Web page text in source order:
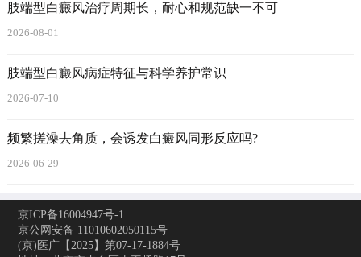
肢端型白癜风治疗周期长，耐心和规范缺一不可
2026-08-01
肢端型白癜风病症特征与科学养护常识
2026-07-10
频繁搓澡去角质，会诱发白癜风同形反应吗?
2026-06-29
京ICP备16004947号-1
京公网安备 11010602050115号
(京)医广【2025】第07-17-1884号